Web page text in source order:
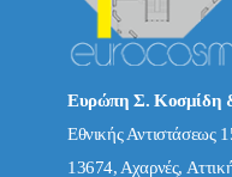
Ευρώπη Σ. Κοσμίδη
Εθνικής Αντιστάσεως
13674, Αχαρνές,